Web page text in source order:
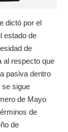
dictó por el
estado de
de
al respecto que
pasiva dentro
se sigue
de Mayo
de
de